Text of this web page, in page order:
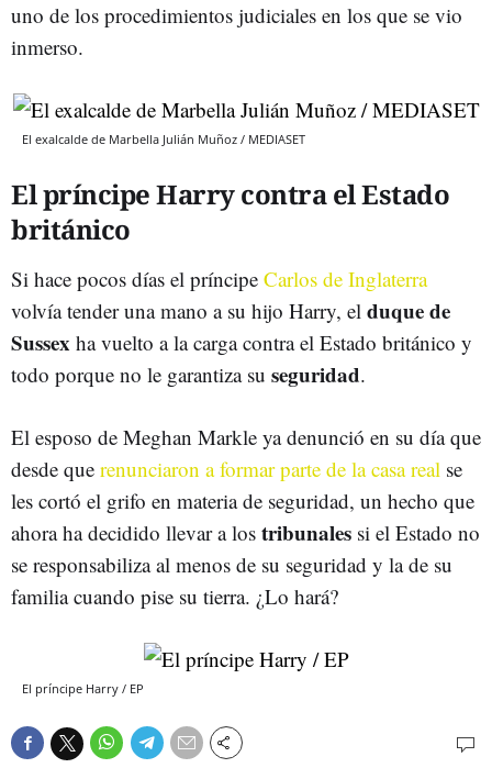
uno de los procedimientos judiciales en los que se vio
inmerso.
El exalcalde de Marbella Julián Muñoz / MEDIASET
El príncipe Harry contra el Estado
británico
Si hace pocos días el príncipe Carlos de Inglaterra
volvía tender una mano a su hijo Harry, el duque de
Sussex ha vuelto a la carga contra el Estado británico y
todo porque no le garantiza su seguridad.
El esposo de Meghan Markle ya denunció en su día que
desde que renunciaron a formar parte de la casa real se
les cortó el grifo en materia de seguridad, un hecho que
ahora ha decidido llevar a los tribunales si el Estado no
se responsabiliza al menos de su seguridad y la de su
familia cuando pise su tierra. ¿Lo hará?
El príncipe Harry / EP